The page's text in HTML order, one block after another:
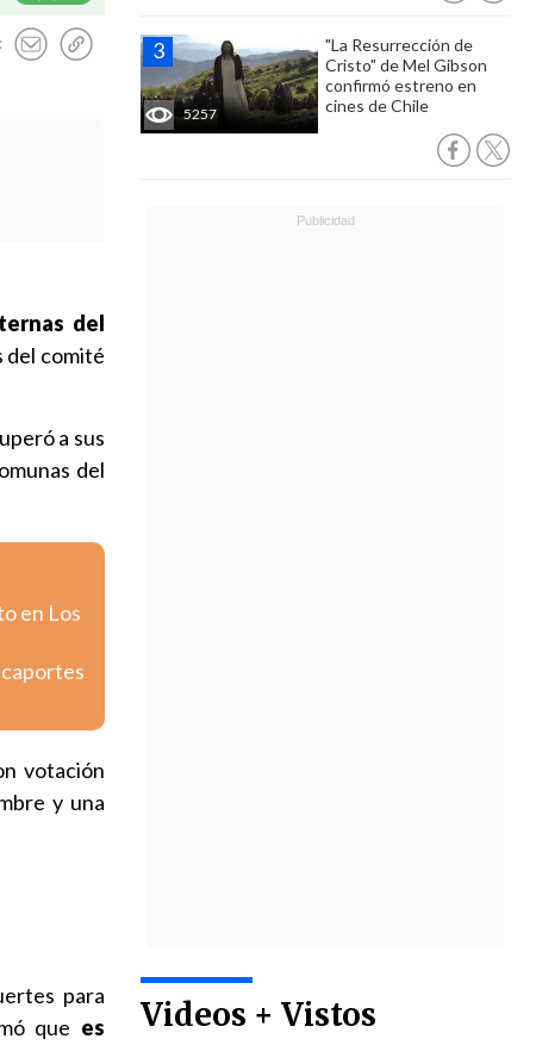
5257
"La Resurrección de
Cristo" de Mel Gibson
confirmó estreno en
cines de Chile
Videos + Vistos
del
del comité
a sus
del
en Los
votación
y una
para
que es